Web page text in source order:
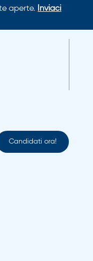
aperte.
Inviaci
Candidati ora!